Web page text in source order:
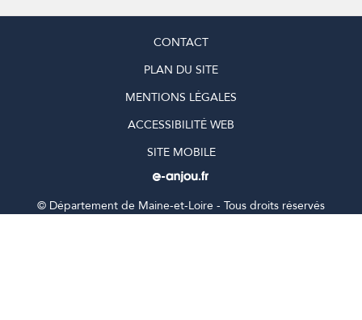
CONTACT
PLAN DU SITE
MENTIONS LÉGALES
ACCESSIBILITÉ WEB
SITE MOBILE
© Département de Maine-et-Loire - Tous droits réservés